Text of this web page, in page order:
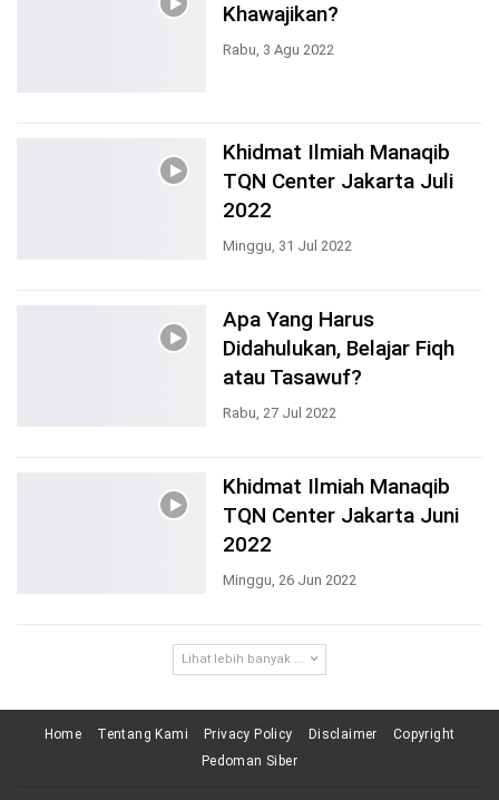
Khawajikan?
Rabu, 3 Agu 2022
Khidmat Ilmiah Manaqib
TQN Center Jakarta Juli
2022
Minggu, 31 Jul 2022
Apa Yang Harus
Didahulukan, Belajar Fiqh
atau Tasawuf?
Rabu, 27 Jul 2022
Khidmat Ilmiah Manaqib
TQN Center Jakarta Juni
2022
Minggu, 26 Jun 2022
Lihat lebih banyak ...
Home Tentang Kami Privacy Policy Disclaimer
Copyright
Pedoman Siber